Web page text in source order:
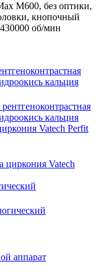
M600, без оптики,
кнопочный
об/мин
кальция
Vatech Perfit
аппарат